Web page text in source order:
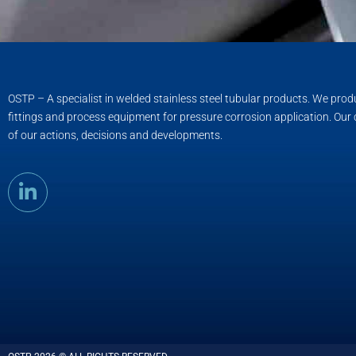
OSTP – A specialist in welded stainless steel tubular products. We
fittings and process equipment for pressure corrosion application. Our
of our actions, decisions and developments.